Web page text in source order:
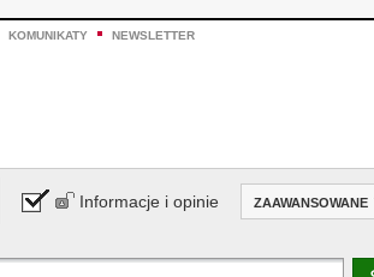
KOMUNIKATY NEWSLETTER
Informacje i opinie ZAAWANSOWANE